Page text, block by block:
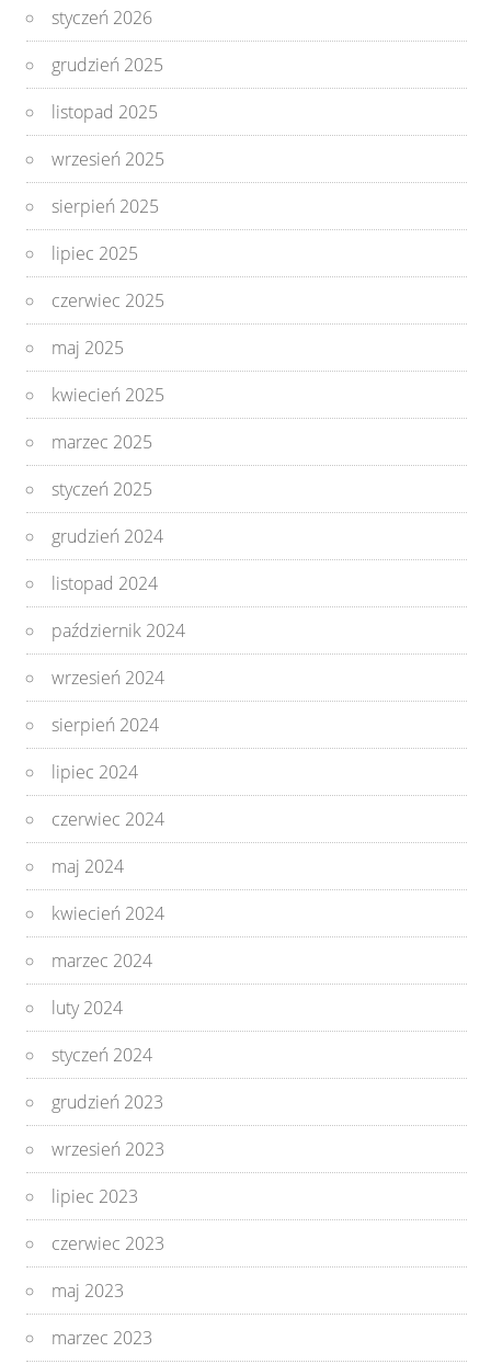
styczeń 2026
grudzień 2025
listopad 2025
wrzesień 2025
sierpień 2025
lipiec 2025
czerwiec 2025
maj 2025
kwiecień 2025
marzec 2025
styczeń 2025
grudzień 2024
listopad 2024
październik 2024
wrzesień 2024
sierpień 2024
lipiec 2024
czerwiec 2024
maj 2024
kwiecień 2024
marzec 2024
luty 2024
styczeń 2024
grudzień 2023
wrzesień 2023
lipiec 2023
czerwiec 2023
maj 2023
marzec 2023